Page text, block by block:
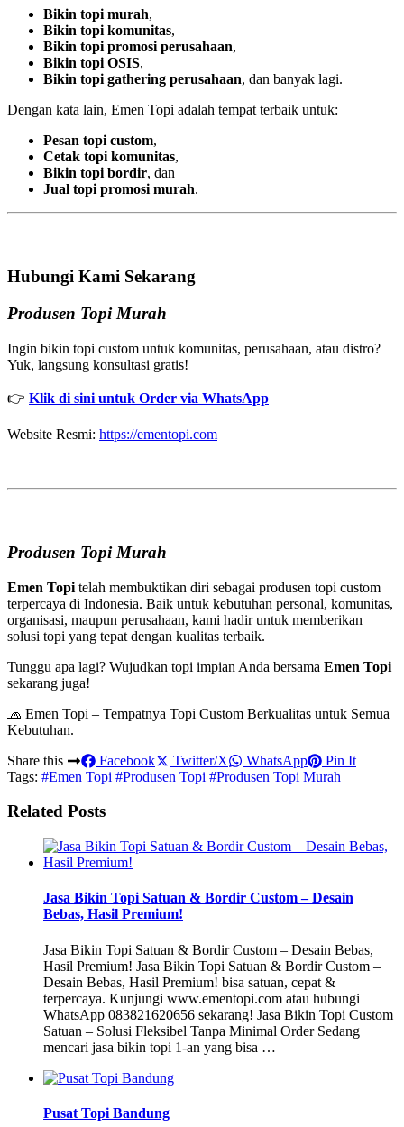
Bikin topi murah,
Bikin topi komunitas,
Bikin topi promosi perusahaan,
Bikin topi OSIS,
Bikin topi gathering perusahaan, dan banyak lagi.
Dengan kata lain, Emen Topi adalah tempat terbaik untuk:
Pesan topi custom,
Cetak topi komunitas,
Bikin topi bordir, dan
Jual topi promosi murah.
Hubungi Kami Sekarang
Produsen Topi Murah
Ingin bikin topi custom untuk komunitas, perusahaan, atau distro?
Yuk, langsung konsultasi gratis!
👉 Klik di sini untuk Order via WhatsApp
Website Resmi: https://ementopi.com
Produsen Topi Murah
Emen Topi telah membuktikan diri sebagai produsen topi custom
terpercaya di Indonesia. Baik untuk kebutuhan personal, komunitas,
organisasi, maupun perusahaan, kami hadir untuk memberikan
solusi topi yang tepat dengan kualitas terbaik.
Tunggu apa lagi? Wujudkan topi impian Anda bersama Emen Topi
sekarang juga!
🧢 Emen Topi – Tempatnya Topi Custom Berkualitas untuk Semua
Kebutuhan.
Share this
Facebook Twitter/X WhatsApp
Pin It
Tags: #Emen Topi #Produsen Topi #Produsen Topi Murah
Related Posts
Jasa Bikin Topi Satuan & Bordir Custom – Desain
Bebas, Hasil Premium!
Jasa Bikin Topi Satuan & Bordir Custom – Desain Bebas,
Hasil Premium! Jasa Bikin Topi Satuan & Bordir Custom –
Desain Bebas, Hasil Premium! bisa satuan, cepat &
terpercaya. Kunjungi www.ementopi.com atau hubungi
WhatsApp 083821620656 sekarang! Jasa Bikin Topi Custom
Satuan – Solusi Fleksibel Tanpa Minimal Order Sedang
mencari jasa bikin topi 1-an yang bisa …
Pusat Topi Bandung